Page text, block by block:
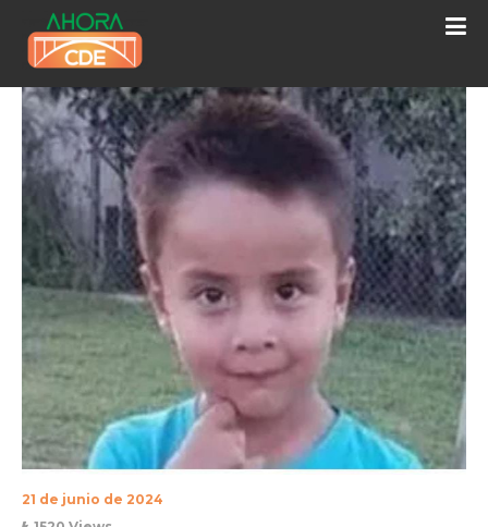
21 de junio de 2024